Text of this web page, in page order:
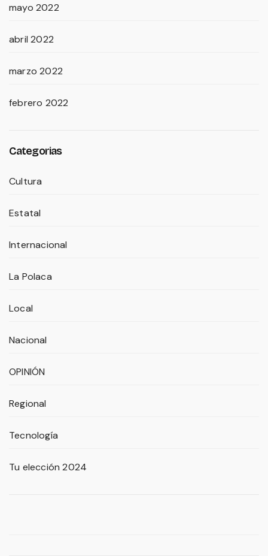
mayo 2022
abril 2022
marzo 2022
febrero 2022
Categorias
Cultura
Estatal
Internacional
La Polaca
Local
Nacional
OPINIÓN
Regional
Tecnología
Tu elección 2024